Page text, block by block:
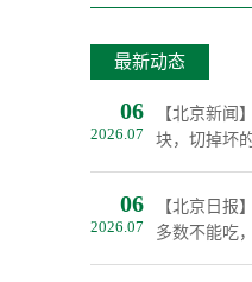
最新动态
06
2026.07
【北京新闻
块，切掉坏
06
2026.07
【北京日报
多数不能吃